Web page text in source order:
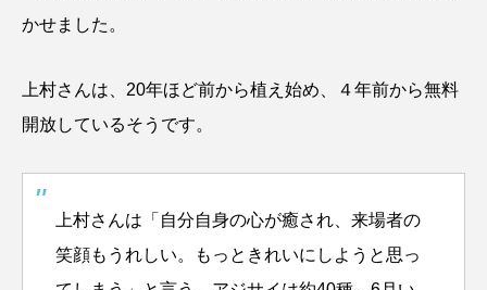
かせました。
上村さんは、20年ほど前から植え始め、４年前から無料
開放しているそうです。
上村さんは「自分自身の心が癒され、来場者の
笑顔もうれしい。もっときれいにしようと思っ